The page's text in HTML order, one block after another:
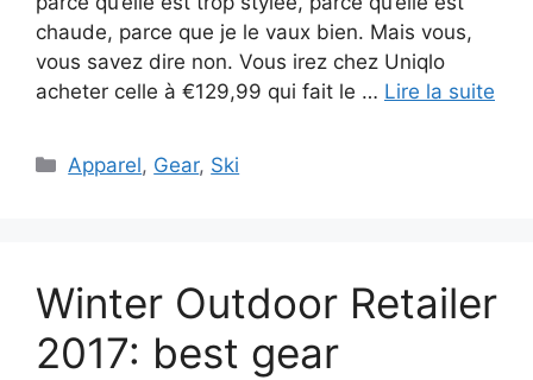
chaude, parce que je le vaux bien. Mais vous,
vous savez dire non. Vous irez chez Uniqlo
acheter celle à €129,99 qui fait le … Lire la suite
Catégories
Apparel, Gear, Ski
Winter Outdoor Retailer
2017: best gear